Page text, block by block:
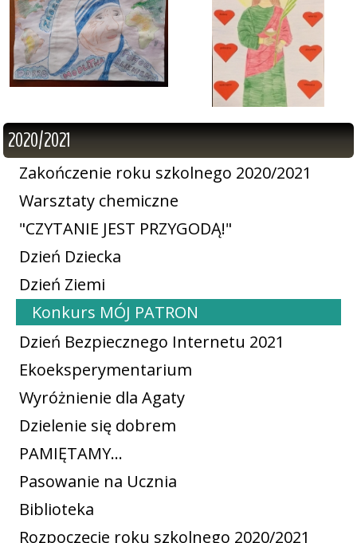
2020/2021
Zakończenie roku szkolnego 2020/2021
Warsztaty chemiczne
"CZYTANIE JEST PRZYGODĄ!"
Dzień Dziecka
Dzień Ziemi
Konkurs MÓJ PATRON
Dzień Bezpiecznego Internetu 2021
Ekoeksperymentarium
Wyróżnienie dla Agaty
Dzielenie się dobrem
PAMIĘTAMY...
Pasowanie na Ucznia
Biblioteka
Rozpoczęcie roku szkolnego 2020/2021